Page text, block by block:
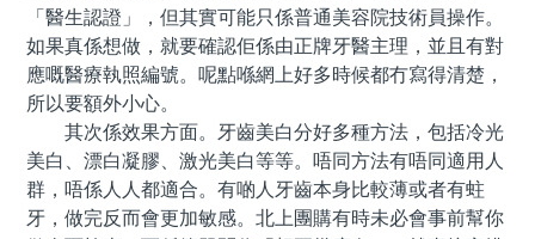
「醫生認證」，但其實可能只係普通美容院技術員操作。
如果真係想做，就要確認佢係由正牌牙醫主理，並且有對
應嘅醫療執照編號。呢點喺網上好多時候都冇寫得清楚，
所以要額外小心。
其次係效果方面。牙齒美白分好多種方法，包括冷光
美白、漂白凝膠、激光美白等等。唔同方法有唔同適用人
群，唔係人人都適合。有啲人牙齒本身比較薄或者有蛀
牙，做完反而會更加敏感。北上團購有時未必會事前幫你